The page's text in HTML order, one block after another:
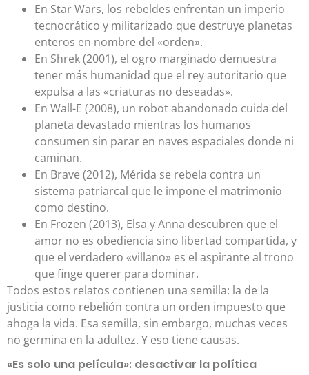
En Star Wars, los rebeldes enfrentan un imperio
tecnocrático y militarizado que destruye planetas
enteros en nombre del «orden».
En Shrek (2001), el ogro marginado demuestra
tener más humanidad que el rey autoritario que
expulsa a las «criaturas no deseadas».
En Wall-E (2008), un robot abandonado cuida del
planeta devastado mientras los humanos
consumen sin parar en naves espaciales donde ni
caminan.
En Brave (2012), Mérida se rebela contra un
sistema patriarcal que le impone el matrimonio
como destino.
En Frozen (2013), Elsa y Anna descubren que el
amor no es obediencia sino libertad compartida, y
que el verdadero «villano» es el aspirante al trono
que finge querer para dominar.
Todos estos relatos contienen una semilla: la de la
justicia como rebelión contra un orden impuesto que
ahoga la vida. Esa semilla, sin embargo, muchas veces
no germina en la adultez. Y eso tiene causas.
«Es solo una película»: desactivar la política